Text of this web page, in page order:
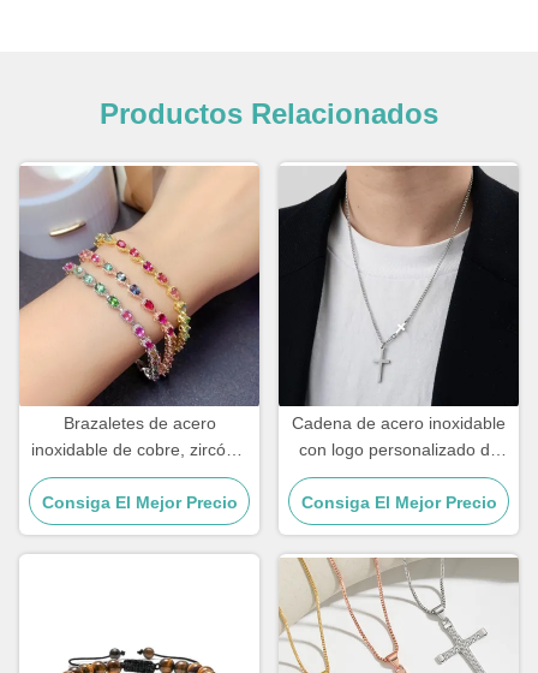
Productos Relacionados
Brazaletes de acero
inoxidable de cobre, zircón y
18k, de oro, con diamantes,
brazalete de mujer.
Consiga El Mejor Precio
Cadena de acero inoxidable
con logo personalizado de
oro de 18k para hombre,
colgante de cruz, cadenas
Consiga El Mejor Precio